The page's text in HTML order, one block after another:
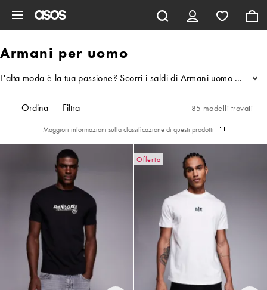
Armani per uomo
L'alta moda è la tua passione? Scorri i saldi di Armani uomo per
...
Ordina Filtra 85 modelli trovati
Maggiori informazioni sulla classificazione di questi prodotti
Offerta